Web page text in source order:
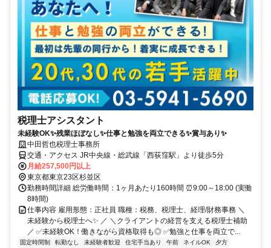
税理士アシスタント
未経験OK✨残業ほぼなし✨仕事と勉強を両立できる✨賞与あり✨
中田哲也税理士事務所
交通・アクセス JR中央線・総武線「西荻窪駅」より徒歩5分
月給257,500円以上
東京都東京23区杉並区
勤務時間詳細 総労働時間：1ヶ月あたり160時間 ⏰9:00～18:00 (実働
8時間)
仕事内容 雇用形態：正社員 職種：税務、税理士、経理/財務事務 ＼
未経験から税理士へ✨ ／ ＼クライアントの経営を支える税理士補助
／ ✅未経験OK！働きながら資格取得も◎ ✅勉強と仕事を両立で...
固定時間制 転勤なし 未経験者歓迎 住宅手当あり 午前 ネイルOK
夕方